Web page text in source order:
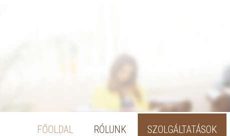
FŐOLDAL RÓLUNK SZOLGÁLTATÁSOK